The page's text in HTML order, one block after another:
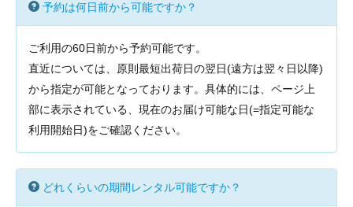
予約は何日前から可能ですか？
ご利用の60日前から予約可能です。
直近については、原則最短出荷日の翌日(遠方は翌々日以降)
から指定が可能となっております。具体的には、ページ上
部に表示されている、現在のお届け可能な日(=指定可能な
利用開始日)をご確認ください。
どれくらいの期間レンタル可能ですか？